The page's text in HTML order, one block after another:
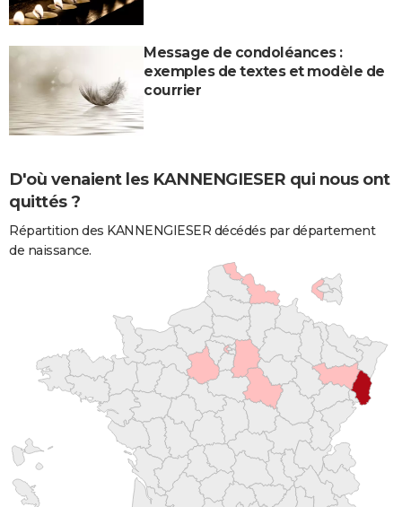
Message de condoléances :
exemples de textes et modèle de
courrier
D'où venaient les KANNENGIESER qui nous ont
quittés ?
Répartition des KANNENGIESER décédés par département
de naissance.